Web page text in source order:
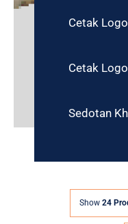
Cetak
Cetak
Sedotan
Show 24